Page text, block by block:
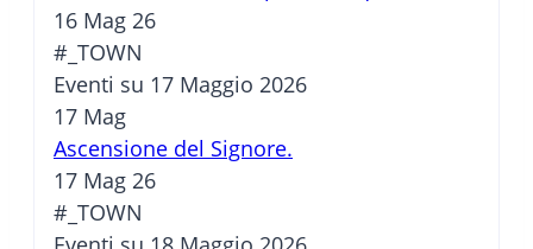
16 Mag 26
#_TOWN
Eventi su 17 Maggio 2026
17 Mag
Ascensione del Signore.
17 Mag 26
#_TOWN